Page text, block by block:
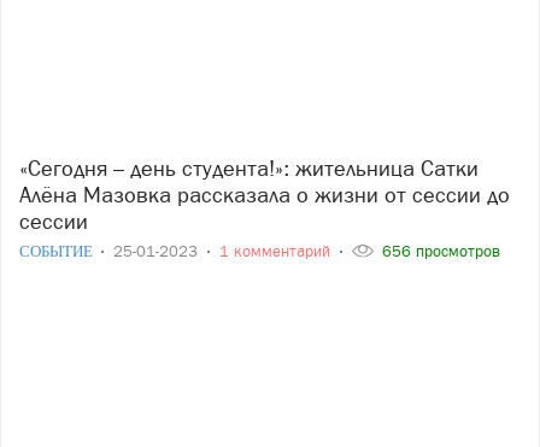
«Сегодня – день студента!»: жительница Сатки
Алёна Мазовка рассказала о жизни от сессии до
сессии
СОБЫТИЕ 25-01-2023 1 комментарий 656 просмотров